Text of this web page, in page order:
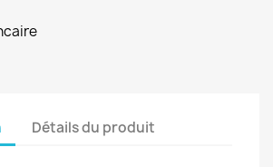
Détails du produit